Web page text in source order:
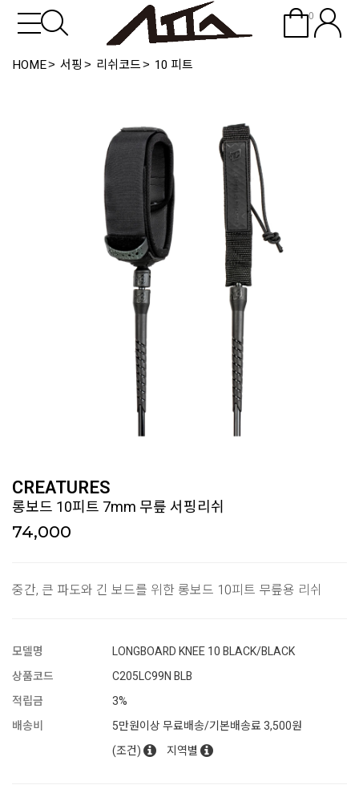
0
HOME 서핑 리쉬코드 10 피트
CREATURES
롱보드 10피트 7mm 무릎 서핑리쉬
74,000
중간, 큰 파도와 긴 보드를 위한 롱보드 10피트 무릎용 리쉬
모델명
LONGBOARD KNEE 10 BLACK/BLACK
상품코드
C205LC99N BLB
적립금
3%
배송비
5만원이상 무료배송/기본배송료 3,500원
(조건)
지역별